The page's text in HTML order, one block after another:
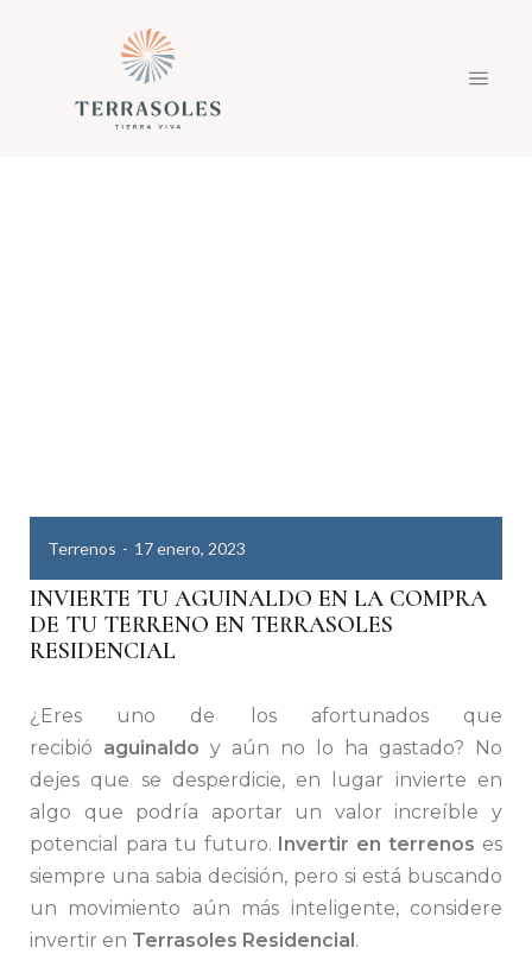
Terrenos 17 enero, 2023
INVIERTE TU AGUINALDO EN LA COMPRA
DE TU TERRENO EN TERRASOLES
RESIDENCIAL
¿Eres uno de los afortunados que
recibió aguinaldo y aún no lo ha gastado? No
dejes que se desperdicie, en lugar invierte en
algo que podría aportar un valor increíble y
potencial para tu futuro. Invertir en terrenos es
siempre una sabia decisión, pero si está buscando
un movimiento aún más inteligente, considere
invertir en Terrasoles Residencial .